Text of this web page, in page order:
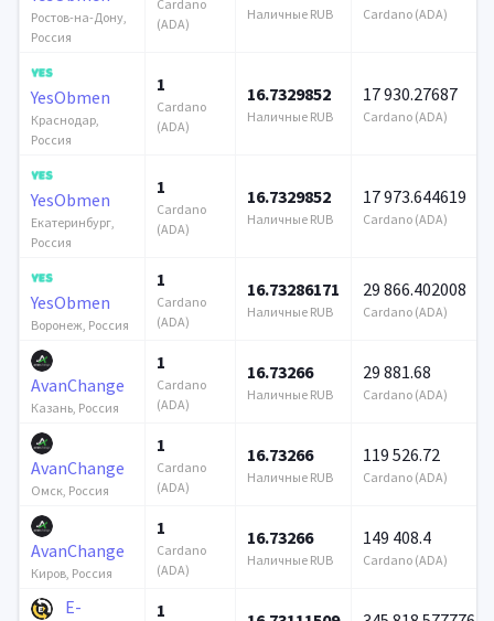
Ростов-на-Дону,
Россия
Cardano
(ADA)
Наличные RUB Cardano (ADA)
YesObmen
Краснодар,
Россия
1
Cardano
(ADA)
16.7329852
Наличные RUB
17 930.27687
Cardano (ADA)
YesObmen
Екатеринбург,
Россия
1
Cardano
(ADA)
16.7329852
Наличные RUB
17 973.644619
Cardano (ADA)
YesObmen
Воронеж, Россия
1
Cardano
(ADA)
16.73286171
Наличные RUB
29 866.402008
Cardano (ADA)
AvanChange
Казань, Россия
1
Cardano
(ADA)
16.73266
Наличные RUB
29 881.68
Cardano (ADA)
AvanChange
Омск, Россия
1
Cardano
(ADA)
16.73266
Наличные RUB
119 526.72
Cardano (ADA)
AvanChange
Киров, Россия
1
Cardano
(ADA)
16.73266
Наличные RUB
149 408.4
Cardano (ADA)
E-
1